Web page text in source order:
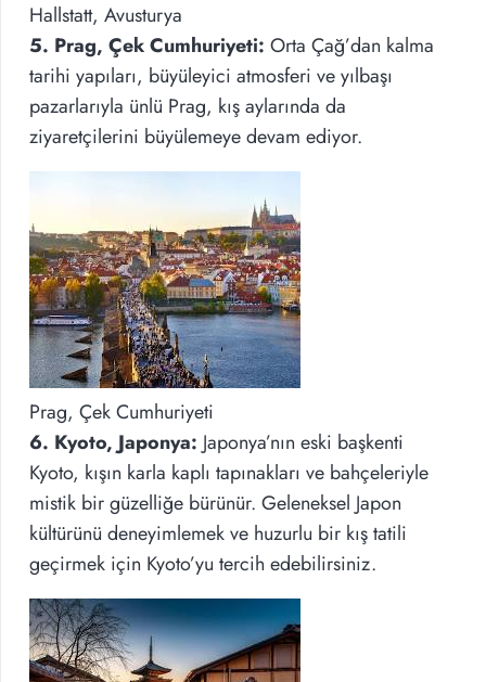
Hallstatt, Avusturya
5. Prag, Çek Cumhuriyeti: Orta Çağ’dan kalma
tarihi yapıları, büyüleyici atmosferi ve yılbaşı
pazarlarıyla ünlü Prag, kış aylarında da
ziyaretçilerini büyülemeye devam ediyor.
Prag, Çek Cumhuriyeti
6. Kyoto, Japonya: Japonya’nın eski başkenti
Kyoto, kışın karla kaplı tapınakları ve bahçeleriyle
mistik bir güzelliğe bürünür. Geleneksel Japon
kültürünü deneyimlemek ve huzurlu bir kış tatili
geçirmek için Kyoto’yu tercih edebilirsiniz.